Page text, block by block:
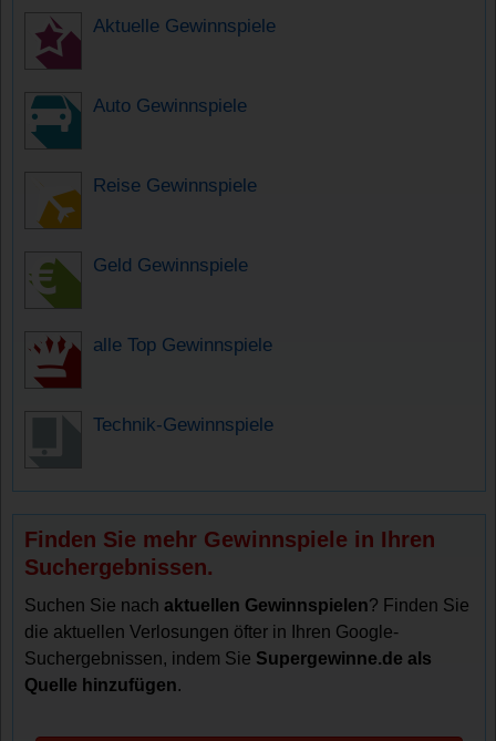
Aktuelle Gewinnspiele
Auto Gewinnspiele
Reise Gewinnspiele
Geld Gewinnspiele
alle Top Gewinnspiele
Technik-Gewinnspiele
Finden Sie mehr Gewinnspiele in Ihren
Suchergebnissen.
Suchen Sie nachaktuellen Gewinnspielen? Finden Sie
die aktuellen Verlosungen öfter in Ihren Google-
Suchergebnissen, indem Sie Supergewinne.de als
Quelle hinzufügen.